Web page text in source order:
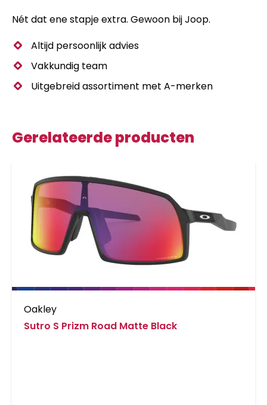
Nét dat ene stapje extra. Gewoon bij Joop.
Altijd persoonlijk advies
Vakkundig team
Uitgebreid assortiment met A-merken
Gerelateerde producten
Oakley
Sutro S Prizm Road Matte Black